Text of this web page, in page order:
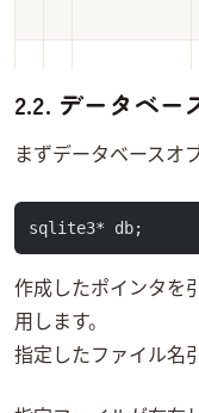
2.2. データベー
まずデータベースオ
sqlite3* db;
作成したポインタを
用します。
指定したファイル名